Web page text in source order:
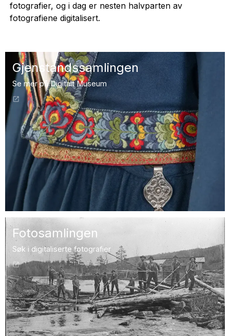
fotografier, og i dag er nesten halvparten av
fotografiene digitalisert.
Gjenstandssamlingen
Se mer på Digitalt Museum
Fotosamlingen
Søk i digitaliserte fotografier